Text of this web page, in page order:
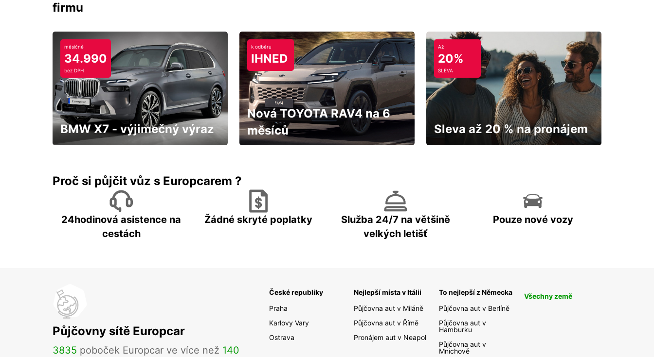
firmu
měsíčně
34.990
bez DPH
BMW X7 - výjimečný výraz
k odběru
IHNED
Nová TOYOTA RAV4 na 6
měsíců
Až
20%
SLEVA
Sleva až 20 % na pronájem
Proč si půjčit vůz s Europcarem ?
24hodinová asistence na
cestách
Žádné skryté poplatky
Služba 24/7 na většině
velkých letišť
Pouze nové vozy
Půjčovny sítě Europcar
3835 poboček Europcar ve více než 140
České republiky
Praha
Karlovy Vary
Ostrava
Nejlepší místa v Itálii
Půjčovna aut v Miláně
Půjčovna aut v Římě
Pronájem aut v Neapol
To nejlepší z Německa
Půjčovna aut v Berlíně
Půjčovna aut v
Hamburku
Půjčovna aut v
Mnichově
Všechny země